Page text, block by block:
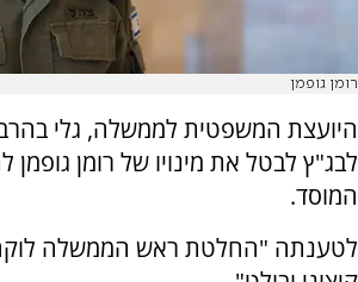
רומן גופמן
היועצת המשפטית לממשלה, גלי
לבג"ץ לבטל את מינויו של רומן
המוסד.
לטענתה "החלטת ראש הממשלה